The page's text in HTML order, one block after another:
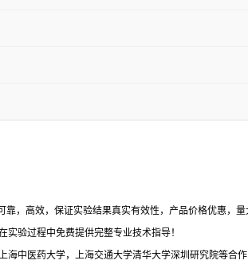
，高效，保证实验结果真实有效性，产品价格优惠，量
验过程中免费提供完整专业技术指导！
海中医药大学，上海交通大学清华大学深圳研究院等合作